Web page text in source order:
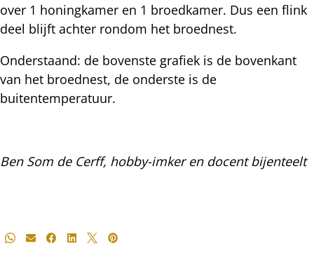
over 1 honingkamer en 1 broedkamer. Dus een flink
deel blijft achter rondom het broednest.
Onderstaand: de bovenste grafiek is de bovenkant
van het broednest, de onderste is de
buitentemperatuur.
Ben Som de Cerff, hobby-imker en docent bijenteelt
DeelWhatsapp
E-mailFacebook
LinkedIn
X Pinterest